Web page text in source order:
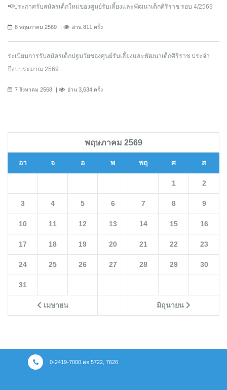
📢ประกาศรับสมัครเด็กใหม่ของศูนย์รับเลี้ยงและพัฒนาเด็กศิริราช รอบ 4/2569
8 พฤษภาคม 2569 อ่าน 811 ครั้ง
ระเบียบการรับสมัครเด็กปฐมวัยของศูนย์รับเลี้ยงและพัฒนาเด็กศิริราช ประจำ
ปีงบประมาณ 2569
7 สิงหาคม 2568 อ่าน 3,634 ครั้ง
พฤษภาคม 2569
อา จ อ พ พฤ ศ ส
เมษายน มิถุนายน
1 2
3 4 5 6 7 8 9
10 11 12 13 14 15 16
17 18 19 20 21 22 23
24 25 26 27 28 29 30
31
0-2419-7000 ต่อ 5722, 7626